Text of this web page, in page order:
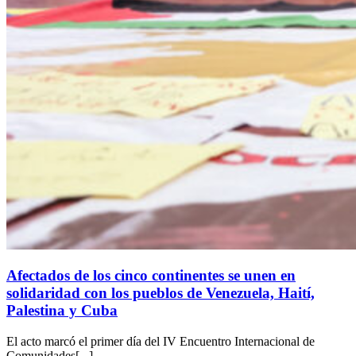
Afectados de los cinco continentes se unen en
solidaridad con los pueblos de Venezuela, Haití,
Palestina y Cuba
El acto marcó el primer día del IV Encuentro Internacional de